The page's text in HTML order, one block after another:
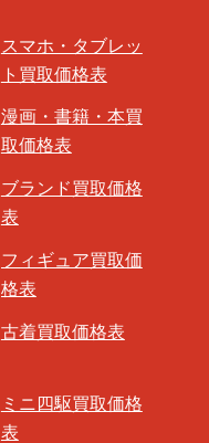
スマホ・タブレッ
ト買取価格表
漫画・書籍・本買
取価格表
ブランド買取価格
表
フィギュア買取価
格表
古着買取価格表
ミニ四駆買取価格
表